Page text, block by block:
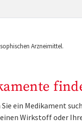
Arzneimittel.
ein Medikament
Wirkstoff oder